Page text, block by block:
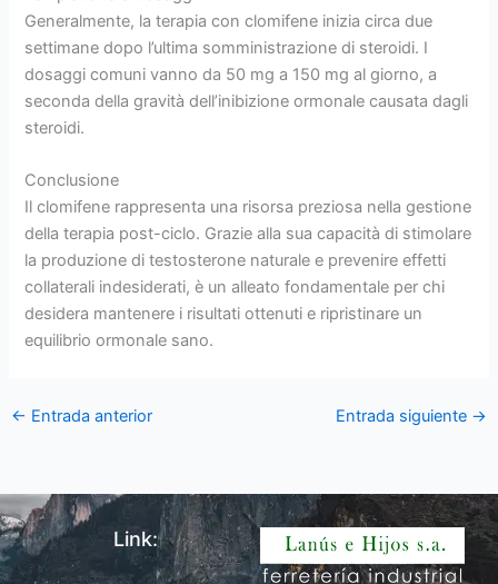
Generalmente, la terapia con clomifene inizia circa due
settimane dopo l’ultima somministrazione di steroidi. I
dosaggi comuni vanno da 50 mg a 150 mg al giorno, a
seconda della gravità dell’inibizione ormonale causata dagli
steroidi.
Conclusione
Il clomifene rappresenta una risorsa preziosa nella gestione
della terapia post-ciclo. Grazie alla sua capacità di stimolare
la produzione di testosterone naturale e prevenire effetti
collaterali indesiderati, è un alleato fondamentale per chi
desidera mantenere i risultati ottenuti e ripristinare un
equilibrio ormonale sano.
← Entrada anterior Entrada siguiente →
Link: